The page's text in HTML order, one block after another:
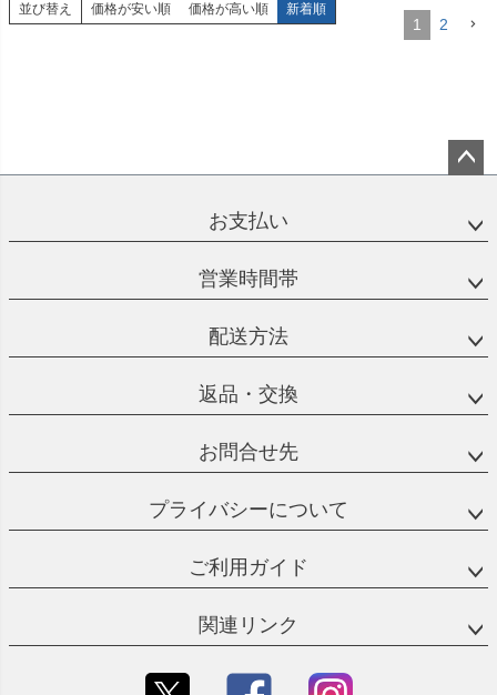
並び替え 価格が安い順 価格が高い順 新着順
1 2
ップ
お支払い
営業時間帯
配送方法
返品・交換
お問合せ先
プライバシーについて
ご利用ガイド
関連リンク